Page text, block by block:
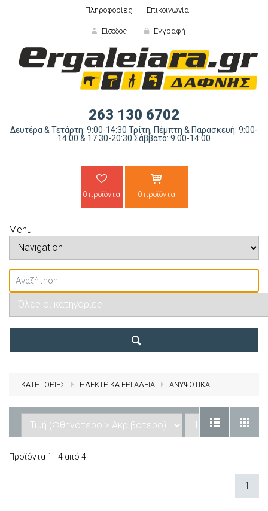
Πληροφορίες Επικοινωνία
Είσοδος
ΕΙΣΟΔΟΣ
Εγγραφή
263 130 6702
Δευτέρα & Τετάρτη: 9:00-14:30 Τρίτη, Πέμπτη & Παρασκευή: 9:00-
14:00 & 17:30-20:30 Σάββατο: 9:00-14:00
0 προϊόντα 0 προϊόντα
Menu
ΚΑΤΗΓΟΡΙΕΣ ΗΛΕΚΤΡΙΚΑ ΕΡΓΑΛΕΙΑ ΑΝΥΨΩΤΙΚΑ
Προϊόντα 1 - 4 από 4
1